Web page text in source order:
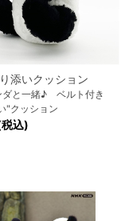
添いクッション
ダと一緒♪ ベルト付き
"クッション
込)